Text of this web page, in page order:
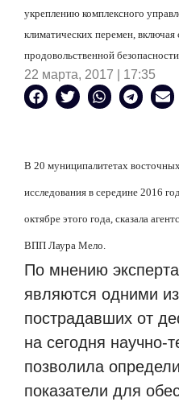
укреплению комплексного
климатических перемен,
продовольственной
22 марта, 2017 | 17:35
В 20 муниципалитетах
исследования в середине 2016
октябре этого года, сказала
ВПП Лаура Мело.
По мнению
являются одними
пострадавших от
на сегодня научно-
позволила
показатели для